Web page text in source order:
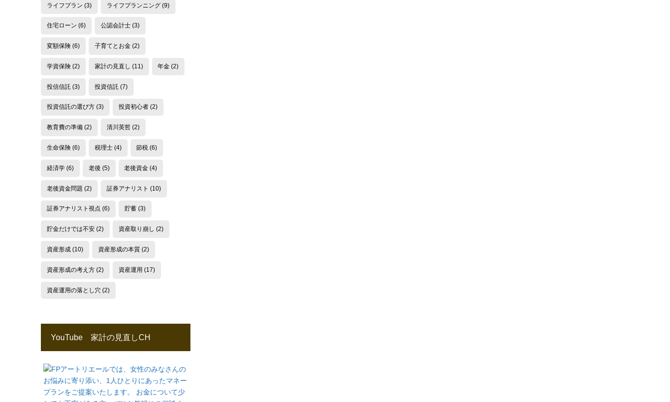
ライフプラン (3) ライフプランニング(9)
住宅ローン (6) 公認会計士(3)
変額保険(6) 子育てとお金(2)
学資保険(2) 家計の見直し (11) 年金 (2)
投信信託 (3) 投資信託 (7)
投資信託の選び方(3) 投資初心者(2)
教育費の準備(2) 清川英哲(2)
生命保険(6) 税理士(4) 節税 (6)
経済学(6) 老後 (5) 老後資金 (4)
老後資金問題 (2) 証券アナリスト (10)
証券アナリスト視点 (6) 貯蓄(3)
貯金だけでは不安(2) 資産取り崩し (2)
資産形成(10) 資産形成の本質(2)
資産形成の考え方(2) 資産運用 (17)
資産運用の落とし穴 (2)
YouTube 家計の見直しCH